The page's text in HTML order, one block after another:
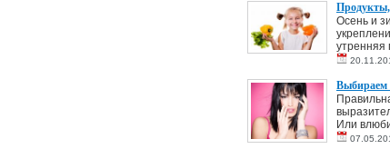
Осень и
утренняя
Выбираем
Или